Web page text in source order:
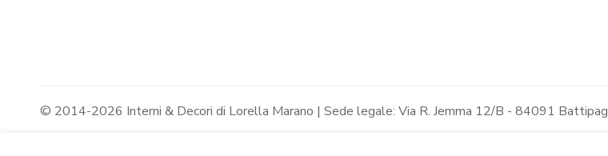
© 2014-2026 Interni & Decori di Lorella Marano | Sede legale: Via R. Jemma 12/B - 84091